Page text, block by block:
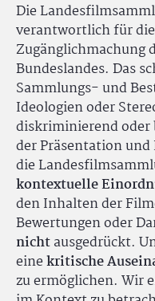
Die
verantwortlich für
Zugänglichmachung
Bundeslandes. Das
Sammlungs- und
Ideologien oder
diskriminierend oder
der Präsentation
die
kontextuelle
den Inhalten der
Bewertungen oder
nichtausgedrückt.
einekritische
zu ermöglichen. Wir